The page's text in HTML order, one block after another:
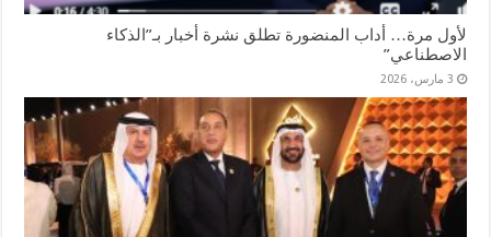
لأول مرة… أداب المنضورة تطلق نشرة أخبار بـ”الذكاء
الاصطناعي”
3 مارس، 2026